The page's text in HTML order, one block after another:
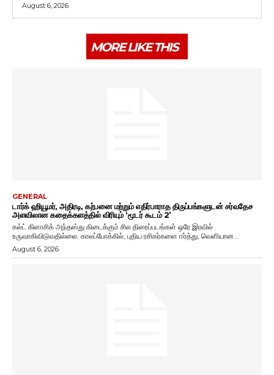
August 6, 2026
MORE LIKE THIS
GENERAL
டார்க் ஹியூமர், அதிரடி, கற்பனை மற்றும் எதிர்பாராத திருப்பங்களுடன் சர்வதேச
அளவிலான கதைக்களத்தில் விரியும் ‘மூடர் கூடம் 2’
கல்ட் கிளாசிக் அந்தஸ்து கிடைக்கும் சில திரைப்படங்கள் ஒரே இரவில்
உருவாகிவிடுவதில்லை. காலப்போக்கில், புதிய ரசிகர்களை ஈர்த்து, வெளியான...
August 6, 2026